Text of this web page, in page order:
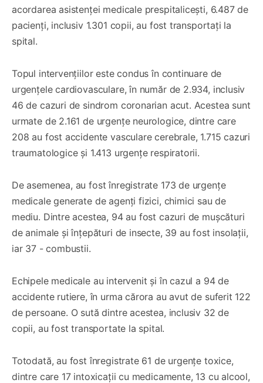
acordarea asistenței medicale prespitalicești, 6.487 de
pacienți, inclusiv 1.301 copii, au fost transportați la
spital.
Topul intervențiilor este condus în continuare de
urgențele cardiovasculare, în număr de 2.934, inclusiv
46 de cazuri de sindrom coronarian acut. Acestea sunt
urmate de 2.161 de urgențe neurologice, dintre care
208 au fost accidente vasculare cerebrale, 1.715 cazuri
traumatologice și 1.413 urgențe respiratorii.
De asemenea, au fost înregistrate 173 de urgențe
medicale generate de agenți fizici, chimici sau de
mediu. Dintre acestea, 94 au fost cazuri de mușcături
de animale și înțepături de insecte, 39 au fost insolații,
iar 37 - combustii.
Echipele medicale au intervenit și în cazul a 94 de
accidente rutiere, în urma cărora au avut de suferit 122
de persoane. O sută dintre acestea, inclusiv 32 de
copii, au fost transportate la spital.
Totodată, au fost înregistrate 61 de urgențe toxice,
dintre care 17 intoxicații cu medicamente, 13 cu alcool,